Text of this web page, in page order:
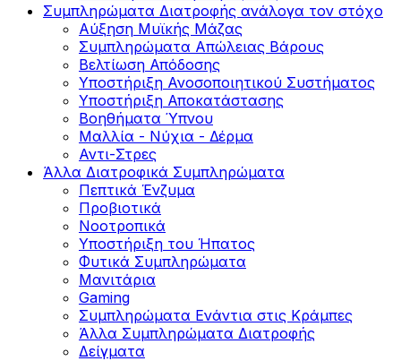
Συμπληρώματα Διατροφής ανάλογα τον στόχο
Αύξηση Μυϊκής Μάζας
Συμπληρώματα Aπώλειας Βάρους
Βελτίωση Απόδοσης
Υποστήριξη Ανοσοποιητικού Συστήματος
Yποστήριξη Αποκατάστασης
Βοηθήματα Ύπνου
Μαλλία - Νύχια - Δέρμα
Αντι-Στρες
Άλλα Διατροφικά Συμπληρώματα
Πεπτικά Ένζυμα
Προβιοτικά
Νοοτροπικά
Υποστήριξη του Ήπατος
Φυτικά Συμπληρώματα
Μανιτάρια
Gaming
Συμπληρώματα Ενάντια στις Κράμπες
Άλλα Συμπληρώματα Διατροφής
Δείγματα